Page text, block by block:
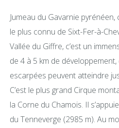
Jumeau du Gavarnie pyrénéen,
le plus connu de Sixt-Fer-à-
Vallée du Giffre, c’est un
de 4 à 5 km de
escarpées peuvent atteindre
C’est le plus grand Cirque
la Corne du Chamois. Il
du Tenneverge (2985 m). Au